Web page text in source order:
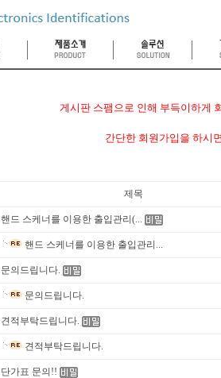
게시판 스팸으로 인해 부득이하게
간단한 회원가입을 하시
제목
핸드 스케너를 이용한 출입관리(...
핸드 스케너를 이용한 출입관리...
문의드립니다.
문의드립니다.
견적부탁드립니다.
견적부탁드립니다.
단가표 문의!!